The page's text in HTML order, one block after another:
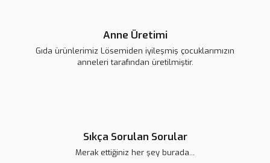
Anne Üretimi
Gıda ürünlerimiz Lösemiden iyileşmiş çocuklarımızın
anneleri tarafından üretilmiştir.
Sıkça Sorulan Sorular
Merak ettiğiniz her şey burada...